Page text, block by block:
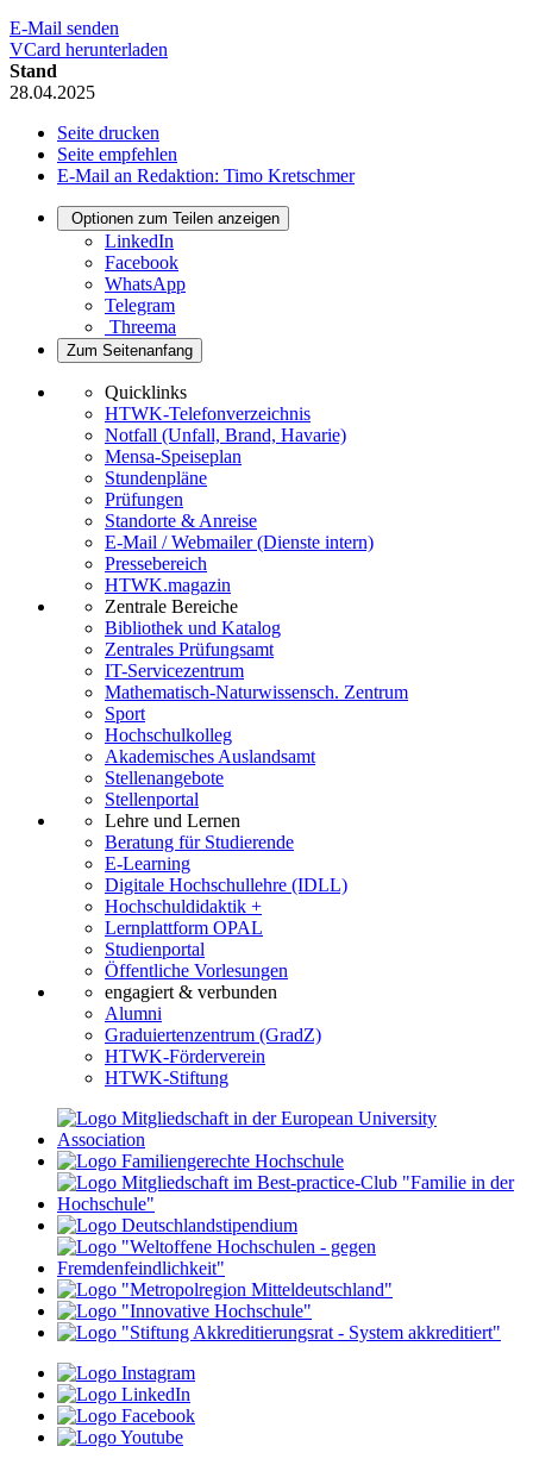
E-Mail senden
VCard herunterladen
Stand
28.04.2025
Seite drucken
Seite empfehlen
E-Mail an Redaktion: Timo Kretschmer
Optionen zum Teilen anzeigen
LinkedIn
Facebook
WhatsApp
Telegram
Threema
Zum Seitenanfang
Quicklinks
HTWK-Telefonverzeichnis
Notfall (Unfall, Brand, Havarie)
Mensa-Speiseplan
Stundenpläne
Prüfungen
Standorte & Anreise
E-Mail / Webmailer (Dienste intern)
Pressebereich
HTWK.magazin
Zentrale Bereiche
Bibliothek und Katalog
Zentrales Prüfungsamt
IT-Servicezentrum
Mathematisch-Naturwissensch. Zentrum
Sport
Hochschulkolleg
Akademisches Auslandsamt
Stellenangebote
Stellenportal
Lehre und Lernen
Beratung für Studierende
E-Learning
Digitale Hochschullehre (IDLL)
Hochschuldidaktik +
Lernplattform OPAL
Studienportal
Öffentliche Vorlesungen
engagiert & verbunden
Alumni
Graduiertenzentrum (GradZ)
HTWK-Förderverein
HTWK-Stiftung